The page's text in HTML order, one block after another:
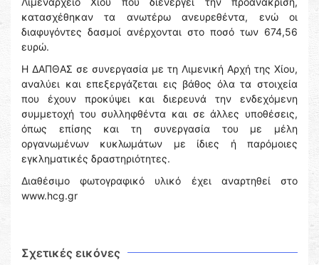
κατασχέθηκαν τα ανωτέρω ανευρεθέντα, ενώ οι
διαφυγόντες δασμοί ανέρχονται στο ποσό των 674,56
ευρώ.
Η ΔΑΠΘΑΣ σε συνεργασία με τη Λιμενική Αρχή της Χίου,
αναλύει και επεξεργάζεται εις βάθος όλα τα στοιχεία
που έχουν προκύψει και διερευνά την ενδεχόμενη
συμμετοχή του συλληφθέντα και σε άλλες υποθέσεις,
όπως επίσης και τη συνεργασία του με μέλη
οργανωμένων κυκλωμάτων με ίδιες ή παρόμοιες
εγκληματικές δραστηριότητες.
Διαθέσιμο φωτογραφικό υλικό έχει αναρτηθεί στο
www.hcg.gr
Σχετικές εικόνες